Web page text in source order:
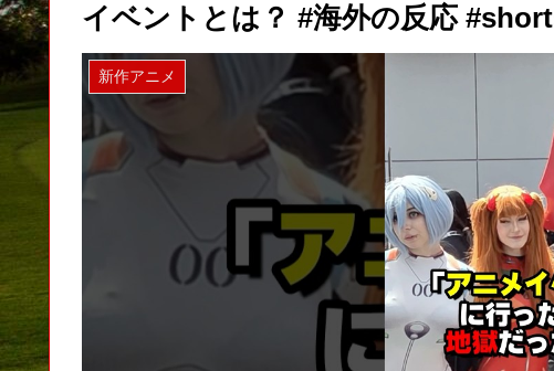
イベントとは？ #海外の反応
新作アニメ